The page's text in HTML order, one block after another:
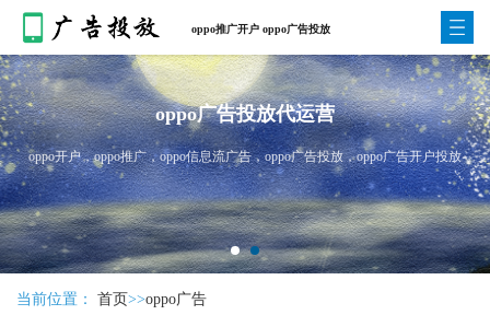
oppo推广开户 oppo广告投放
开户投放
oppo手机广告
oppo手机广告专业的个性化推广方案,包含多种形式广告样式,目前
达到八千万,日均下载量高达1亿,帮助广告主实现目标用户的触达
的
当前位置： 首页>>oppo广告